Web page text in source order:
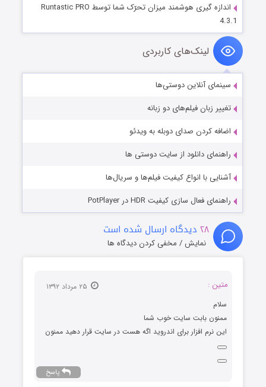
اندازه گیری هوشمند میزان تحرّک شما توسط Runtastic PRO
4.3.1
لینک‌های کاربردی
سینمای آنلاین دوستی‌ها
تغییر زبان فیلم‌های دو زبانه
اضافه کردن صدای دوبله به ویدئو
راهنمای دانلود از سایت دوستی ها
آشنایی با انواع کیفیت فیلم‌ها و سریال‌ها
راهنمای فعال سازی کیفیت HDR در PotPlayer
۲۸ دیدگاه ارسال شده است
نمایش / مخفی کردن دیدگاه ها
متین :
سلام
ممنون بابت سایت خوب شما
این نرم افزار برای اندروید اگه هست در سایت قرار دهید ممنون
پاسخ